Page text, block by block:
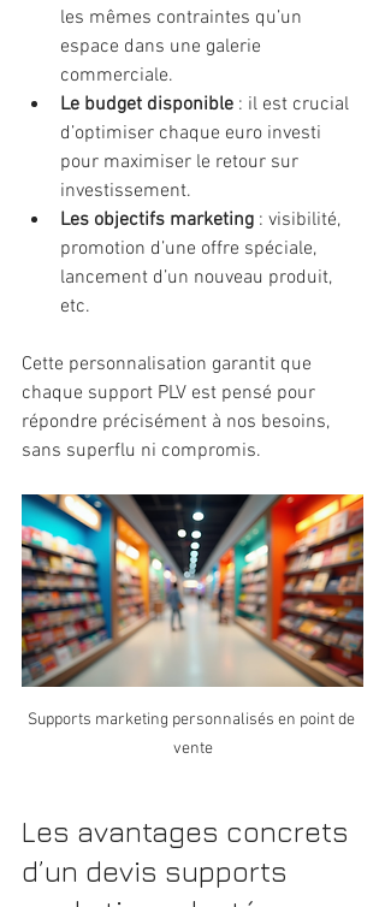
les mêmes contraintes qu’un
espace dans une galerie
commerciale.
Le budget disponible : il est crucial
d’optimiser chaque euro investi
pour maximiser le retour sur
investissement.
Les objectifs marketing : visibilité,
promotion d’une offre spéciale,
lancement d’un nouveau produit,
etc.
Cette personnalisation garantit que
chaque support PLV est pensé pour
répondre précisément à nos besoins,
sans superflu ni compromis.
Supports marketing personnalisés en point de
vente
Les avantages concrets
d’un devis supports